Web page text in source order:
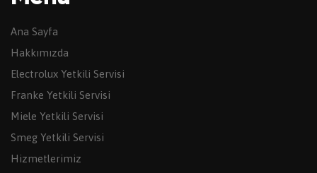
Ana Sayfa
Hakkımızda
Electrolux Yetkili Servisi
Franke Yetkili Servisi
Miele Yetkili Servisi
Smeg Yetkili Servisi
Hizmetlerimiz